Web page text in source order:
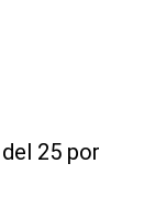
25 por